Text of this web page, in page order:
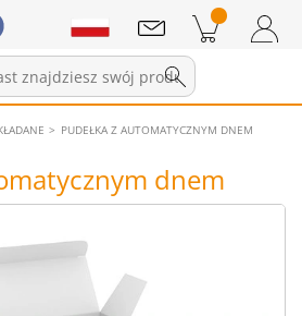
w koszyku
PUDEŁKA Z AUTOMATYCZNYM DNEM
dnem